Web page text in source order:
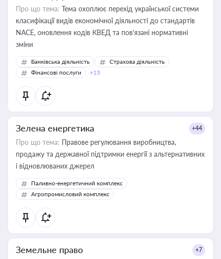
Про що тема: Тема охоплює перехід української системи
класифікації видів економічної діяльності до стандартів
NACE, оновлення кодів КВЕД та пов'язані нормативні
зміни
Банківська діяльність
Страхова діяльність
Фінансові послуги
+13
Зелена енергетика +44
Про що тема: Правове регулювання виробництва,
продажу та державної підтримки енергії з альтернативних
і відновлюваних джерел
Паливно-енергетичний комплекс
Агропромисловий комплекс
Земельне право +7